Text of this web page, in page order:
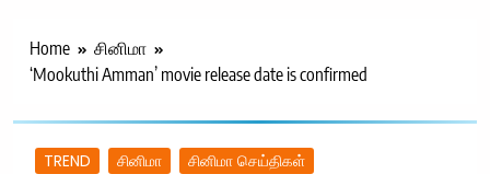
Technology |
Home
சினிமா
‘Mookuthi Amman’ movie release date is confirmed
TREND சினிமா சினிமா செய்திகள்